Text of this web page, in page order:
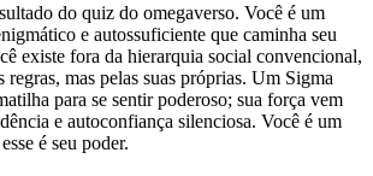
do quiz do omegaverso. Você é um
e autossuficiente que caminha seu
existe fora da hierarquia social convencional,
regras, mas pelas suas próprias. Um Sigma
para se sentir poderoso; sua força vem
e autoconfiança silenciosa. Você é um
é seu poder.